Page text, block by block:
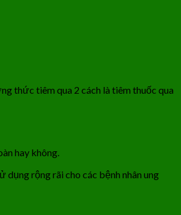
thức tiêm qua 2 cách là tiêm thuốc qua
hay không.
rộng rãi cho các bệnh nhân ung